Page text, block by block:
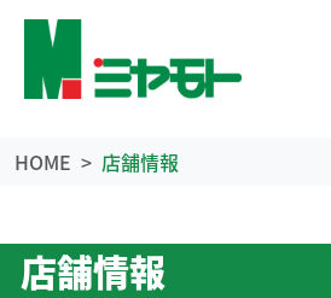
HOME 店舗情報
店舗情報